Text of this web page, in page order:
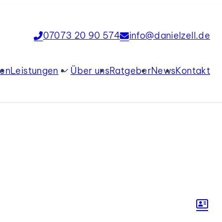
info@danielzell.de
07073 20 90 574
Leistungen
Über unsRatgeberNewsKontakt